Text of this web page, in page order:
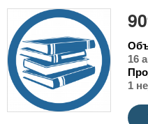
16
1